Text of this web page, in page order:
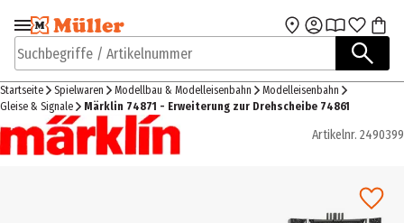
Zur Navigation
springen
Zum Hauptinhalt
Suchbegriffe / Artikelnummer
Startseite Spielwaren Modellbau & Modelleisenbahn
Modelleisenbahn
Gleise & Signale
Märklin 74871 - Erweiterung zur Drehscheibe 74861
Artikelnr. 2490399